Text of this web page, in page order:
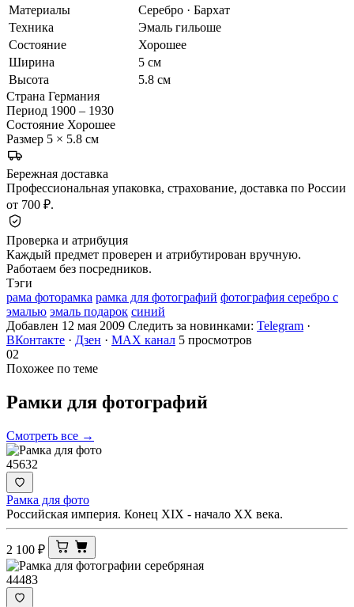
Материалы
Серебро · Бархат
Техника
Эмаль гильоше
Состояние
Хорошее
Ширина
5 см
Высота
5.8 см
Страна Германия
Период 1900 – 1930
Состояние Хорошее
Размер 5 × 5.8 см
Бережная доставка
Профессиональная упаковка, страхование, доставка по России
от 700 ₽.
Проверка и атрибуция
Каждый предмет проверен и атрибутирован вручную.
Работаем без посредников.
Тэги
рама фоторамка рамка для фотографий фотография серебро с
эмалью эмаль подарок синий
Добавлен 12 мая 2009 Следить за новинками: Telegram ·
ВКонтакте · Дзен · MAX канал 5 просмотров
02
Похожее по теме
Рамки для фотографий
Смотреть все →
45632
Рамка для фото
Российская империя. Конец XIX - начало ХХ века.
2 100 ₽
44483